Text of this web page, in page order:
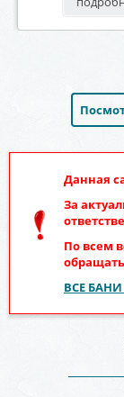
Данная
За
По всем
ВСЕ